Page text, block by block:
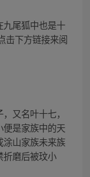
九尾狐中也是十
击下方链接来阅
又名叶十七，
便是家族中的天
涂山家族未来族
折磨后被玟小